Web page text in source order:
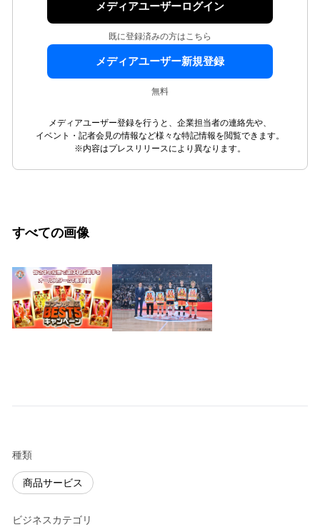
メディアユーザーログイン
既に登録済みの方はこちら
メディアユーザー新規登録
無料
メディアユーザー登録を行うと、企業担当者の連絡先や、
イベント・記者会見の情報など様々な特記情報を閲覧できます。
※内容はプレスリリースにより異なります。
すべての画像
種類
商品サービス
ビジネスカテゴリ